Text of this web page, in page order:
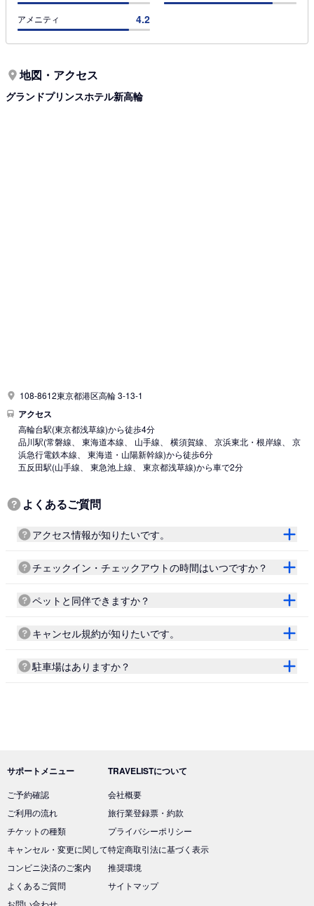
アメニティ 4.2
地図・アクセス
グランドプリンスホテル新高輪
108-8612東京都港区高輪 3-13-1
アクセス
高輪台駅(東京都浅草線)から徒歩4分
品川駅(常磐線、 東海道本線、 山手線、 横須賀線、 京浜東北・根岸線、 京
浜急行電鉄本線、 東海道・山陽新幹線)から徒歩6分
五反田駅(山手線、 東急池上線、 東京都浅草線)から車で2分
よくあるご質問
アクセス情報が知りたいです。
チェックイン・チェックアウトの時間はいつですか？
ペットと同伴できますか？
キャンセル規約が知りたいです。
駐車場はありますか？
サポートメニュー
ご予約確認
ご利用の流れ
チケットの種類
キャンセル・変更に関して
コンビニ決済のご案内
よくあるご質問
お問い合わせ
TRAVELISTについて
会社概要
旅行業登録票・約款
プライバシーポリシー
特定商取引法に基づく表示
推奨環境
サイトマップ